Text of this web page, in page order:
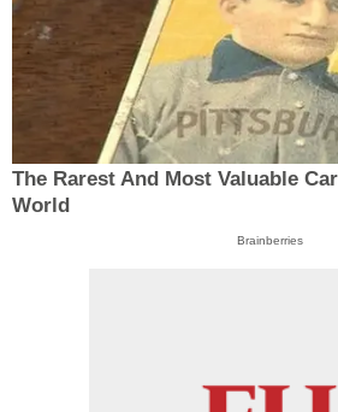
The Rarest And Most Valuable
World
Brainberries